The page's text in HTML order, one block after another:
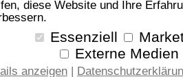
diese Website und Ihre
Essenziell
Externe Medien
anzeigen